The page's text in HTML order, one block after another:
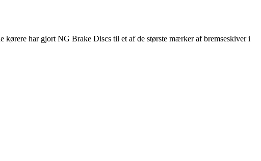
kørere har gjort NG Brake Discs til et af de største mærker af bremseskiver i